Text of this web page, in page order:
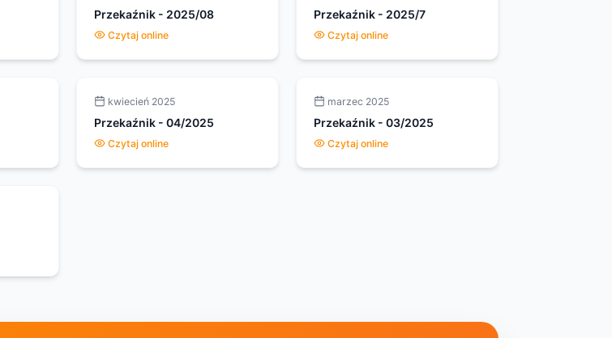
Przekaźnik- 2025/08
Czytaj online
Przekaźnik- 2025/7
Czytaj online
kwiecień 2025
Przekaźnik- 04/2025
Czytaj online
marzec 2025
Przekaźnik- 03/2025
Czytaj online